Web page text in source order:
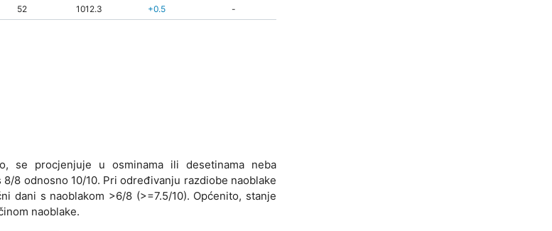
52 1012.3 +0.5 -
se procjenjuje u osminama ili desetinama neba
8 odnosno 10/10. Pri određivanju razdiobe naoblake
dani s naoblakom >6/8 (>=7.5/10). Općenito, stanje
naoblake.